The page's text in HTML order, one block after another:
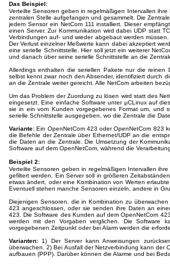
Das Beispiel:
Verteilte Sensoren geben in regelmäßigen Intervallen
zentralen Stelle aufgefangen und gesammelt. Die
jedem Sensor ein NetCom 111 installiert. Dieser
einen Server. Zur Kommunikation wird dabei UDP statt
Verbindungen auf- und wieder abgebaut werden
Der Verlust einzelner Meßwerte kann dabei akzeptiert
eine serielle Schnittstelle. Hier soll jetzt ein weiterer
und danach über seine serielle Schnittstelle an die
Allerdings enthalten die seriellen Pakete nur die reinen
selbst kennt zwar noch den Absender, identifiziert durch
an die Zentrale weiter gereicht. Alle NetCom arbeiten
Um das Problem der Zuordung zu lösen wird statt des
eingesetzt. Eine einfache Software unter µCLinux auf
sie in ein vom Kunden vorgegebenes Format um, und
serielle Schnittstelle ausgegeben, wo die Zentrale die
Variante: Ein OpenNetCom 423 oder OpenNetCom 823
die Befehle der Zentrale über Ethernet/UDP an die
die Daten an die Zentrale. Die Umsetzung der
Software auf dem OpenNetCom, während die
Beispiel 2:
Verteilte Sensoren geben in regelmäßigen Intervallen
gefiltert werden. Ein Server soll in größeren
etwas ändert, oder eine Kombination von Werten
Eventuell stehen manche Sensoren einzeln, andere in
Diejenigen Sensoren, die in Kombination zu
423 angeschlossen, oder sie senden ihre Daten an
423. Die Software des Kunden auf dem OpenNetCom
werden mit den Vorgaben verglichen. Die Software
vorgegebenen Zeitpunkt oder bei Alarm werden die
Varianten: 1) Der Server kann Anweisungen
überwachen. 2) Bei Ausfall der Netzverbindung kann der
aufbauen (PPP). Darüber können die Alarme und bei